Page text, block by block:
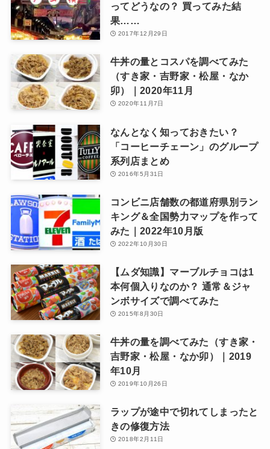
ってどうなの？ 買ってみた結
果……
2017年12月29日
牛丼の量とコスパを調べてみた
（すき家・吉野家・松屋・なか
卯）｜2020年11月
2020年11月7日
なんとなく知っておきたい？
「コーヒーチェーン」のグループ
系列店まとめ
2016年5月31日
コンビニ店舗数の都道府県別ラン
キング＆全国勢力マップを作って
みた｜2022年10月版
2022年10月30日
【ムダ知識】マーブルチョコは1
本何個入りなのか？ 通常＆ジャ
ンボサイズで調べてみた
2015年8月30日
牛丼の量を調べてみた（すき家・
吉野家・松屋・なか卯）｜2019
年10月
2019年10月26日
ラップが途中で切れてしまったと
きの修復方法
2018年2月11日